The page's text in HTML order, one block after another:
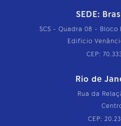
SEDE:
SCS - Quadra 08 - Bloco
Edifício
CEP:
Rio de
Rua da
CEP: